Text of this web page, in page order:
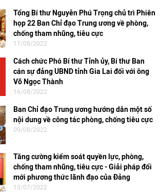
Tổng Bí thư Nguyễn Phú Trọng chủ trì Phiên
họp 22 Ban Chỉ đạo Trung ương về phòng,
chống tham nhũng, tiêu cực
17/08/2022
Cách chức Phó Bí thư Tỉnh ủy, Bí thư Ban
cán sự đảng UBND tỉnh Gia Lai đối với ông
Võ Ngọc Thành
16/08/2022
Ban Chỉ đạo Trung ương hướng dẫn một số
nội dung về công tác phòng, chống tiêu cực
09/08/2022
Tăng cường kiểm soát quyền lực, phòng,
chống tham nhũng, tiêu cực - Giải pháp đổi
mới phương thức lãnh đạo của Đảng
13/07/2022